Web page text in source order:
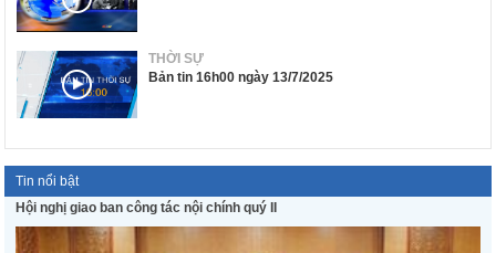
THỜI SỰ
Bản tin 16h00 ngày 13/7/2025
Tin nổi bật
Hội nghị giao ban công tác nội chính quý II